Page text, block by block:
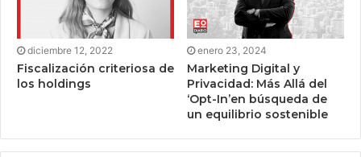
diciembre 12, 2022
Fiscalización criteriosa de
los holdings
enero 23, 2024
Marketing Digital y
Privacidad: Más Allá del
‘Opt-In’en búsqueda de
un equilibrio sostenible